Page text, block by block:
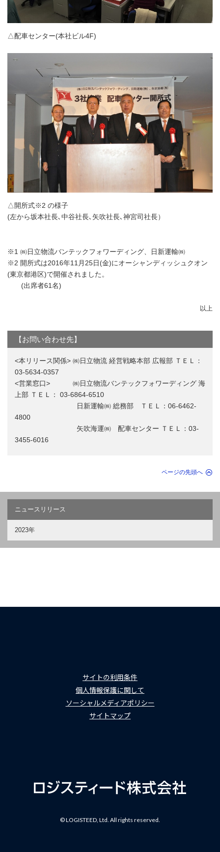
△配車センター(本社ビル4F)
△開所式※2 の様子
(左から坂本社長､中谷社長､矢吹社長､神宮司社長）
※1 ㈱日立物流バンテックフォワーディング、日新運輸㈱
※2 開所式は2016年11月25日(金)にオーシャンディッシュクオン
(東京都港区)で開催されました。
(出席者61名)
以上
【お問い合わせ先】
<本リリース関係> ㈱日立物流 経営戦略本部 広報部 ＴＥＬ：
03-5634-0357
<営業窓口> ㈱日立物流バンテックフォワーディング 海
上部 ＴＥＬ： 03-6864-6510
日新運輸㈱ 総務部 ＴＥＬ：06-6462-
4800
矢吹海運㈱ 配車センター ＴＥＬ：03-
3455-6016
ページの先頭へ
ニュースリリース
2023年
サイトの利用条件
個人情報保護に関して
ソーシャルメディアポリシー
サイトマップ
© LOGISTEED, Ltd. All rights reserved.